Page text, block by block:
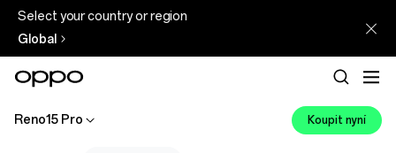
Select your country or region
Global
Reno15 Pro Koupit nyní